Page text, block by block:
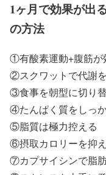
1ヶ月で効果が出
の方法
①有酸素運動+腹筋が
②スクワットで代謝
③食事を朝型に切り
④たんぱく質をしっ
⑤脂質は極力控える
⑥摂取カロリーを抑
⑦カプサイシンで脂